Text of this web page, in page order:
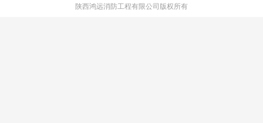
陕西鸿远消防工程有限公司版权所有